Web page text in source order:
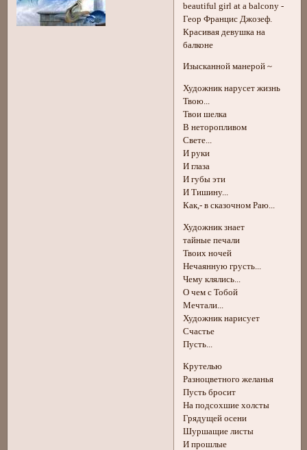
beautiful girl at a balcony -
Геор Францис Джозеф.
Красивая девушка на
балконе
Изысканной манерой ~
Художник нарусет жизнь
Твою...
Твои шелка
В неторопливом
Свете...
И руки
И глаза
И губы эти
И Тишину...
Как,- в сказочном Раю...
Художник знает
тайные печали
Твоих ночей
Нечаянную грусть...
Чему клялись...
О чем с Тобой
Мечтали...
Художник нарисует
Счастье
Пусть...
Крутелью
Разноцветного желанья
Пусть бросит
На подсохшие холсты
Грядущей осени
Шуршащие листы
И прошлые